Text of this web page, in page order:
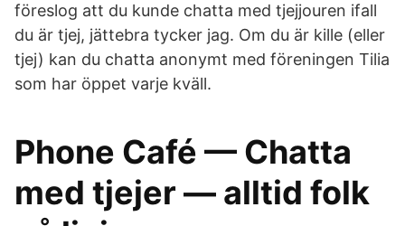
föreslog att du kunde chatta med tjejjouren ifall
du är tjej, jättebra tycker jag. Om du är kille (eller
tjej) kan du chatta anonymt med föreningen Tilia
som har öppet varje kväll.
Phone Café — Chatta
med tjejer — alltid folk